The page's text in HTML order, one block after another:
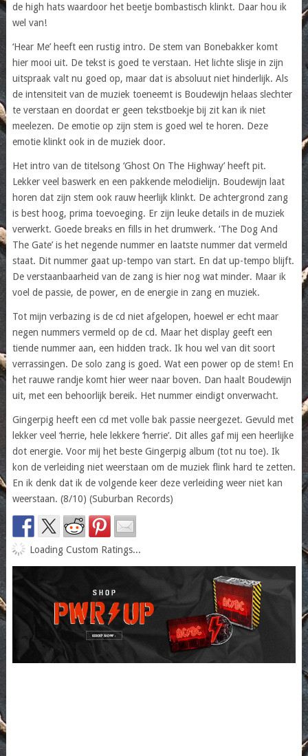
de high hats waardoor het beetje bombastisch klinkt. Daar hou ik
wel van!
‘Hear Me’ heeft een rustig intro. De stem van Bonebakker komt
hier mooi uit. De tekst is goed te verstaan. Het lichte slisje in zijn
uitspraak valt nu goed op, maar dat is absoluut niet hinderlijk. Als
de intensiteit van de muziek toeneemt is Boudewijn helaas slechter
te verstaan en doordat er geen tekstboekje bij zit kan ik niet
meelezen. De emotie op zijn stem is goed wel te horen. Deze
emotie klinkt ook in de muziek door.
Het intro van de titelsong ‘Ghost On The Highway’ heeft pit.
Lekker veel baswerk en een pakkende melodielijn. Boudewijn laat
horen dat zijn stem ook rauw heerlijk klinkt. De achtergrond zang
is best hoog, prima toevoeging. Er zijn leuke details in de muziek
verwerkt. Goede breaks en fills in het drumwerk. ‘The Dog And
The Gate’ is het negende nummer en laatste nummer dat vermeld
staat. Dit nummer gaat up-tempo van start. En dat up-tempo blijft.
De verstaanbaarheid van de zang is hier nog wat minder. Maar ik
voel de passie, de power, en de energie in zang en muziek.
Tot mijn verbazing is de cd niet afgelopen, hoewel er echt maar
negen nummers vermeld op de cd. Maar het display geeft een
tiende nummer aan, een hidden track. Ik hou wel van dit soort
verrassingen. De solo zang is goed. Wat een power op de stem! En
het rauwe randje komt hier weer naar boven. Dan haalt Boudewijn
uit, met een behoorlijk bereik. Het nummer eindigt onverwacht.
Gingerpig heeft een cd met volle bak passie neergezet. Gevuld met
lekker veel ‘herrie, hele lekkere ‘herrie’. Dit alles gaf mij een heerlijke
dot energie. Voor mij het beste Gingerpig album (tot nu toe). Ik
kon de verleiding niet weerstaan om de muziek flink hard te zetten.
En ik denk dat ik de volgende keer deze verleiding weer niet kan
weerstaan. (8/10) (Suburban Records)
Loading Custom Ratings...